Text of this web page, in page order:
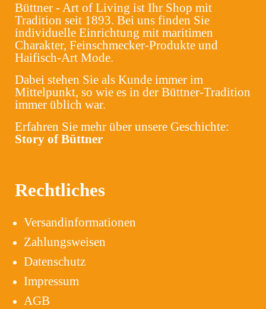
Büttner - Art of Living ist Ihr Shop mit
Tradition seit 1893. Bei uns finden Sie
individuelle Einrichtung mit maritimen
Charakter, Feinschmecker-Produkte und
Haifisch-Art Mode.
Dabei stehen Sie als Kunde immer im
Mittelpunkt, so wie es in der Büttner-Tradition
immer üblich war.
Erfahren Sie mehr über unsere Geschichte:
Story of Büttner
Rechtliches
Versandinformationen
Zahlungsweisen
Datenschutz
Impressum
AGB